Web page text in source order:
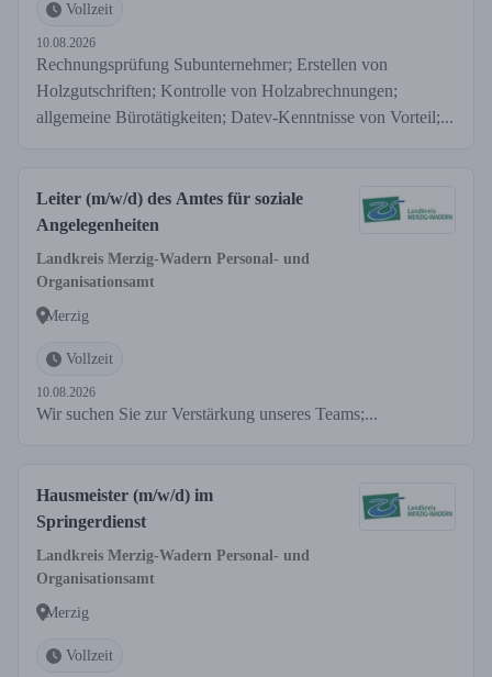
Vollzeit
10.08.2026
Rechnungsprüfung Subunternehmer; Erstellen von
Holzgutschriften; Kontrolle von Holzabrechnungen;
allgemeine Bürotätigkeiten; Datev-Kenntnisse von Vorteil;...
Leiter (m/w/d) des Amtes für soziale
Angelegenheiten
Landkreis Merzig-Wadern Personal- und
Organisationsamt
Merzig
Vollzeit
10.08.2026
Wir suchen Sie zur Verstärkung unseres Teams;...
Hausmeister (m/w/d) im
Springerdienst
Landkreis Merzig-Wadern Personal- und
Organisationsamt
Merzig
Vollzeit